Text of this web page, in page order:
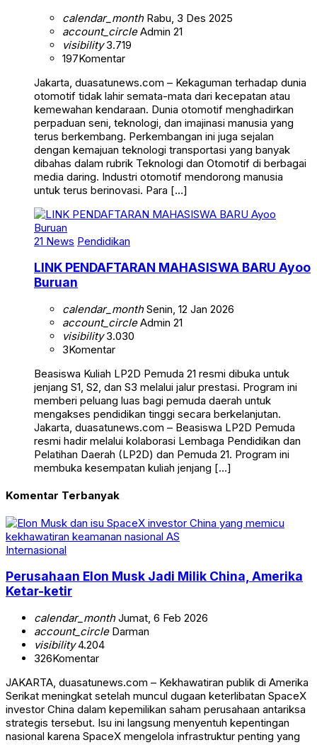
calendar_monthRabu, 3 Des 2025
account_circleAdmin 21
visibility3.719
197Komentar
Jakarta, duasatunews.com – Kekaguman terhadap dunia
otomotif tidak lahir semata-mata dari kecepatan atau
kemewahan kendaraan. Dunia otomotif menghadirkan
perpaduan seni, teknologi, dan imajinasi manusia yang
terus berkembang. Perkembangan ini juga sejalan
dengan kemajuan teknologi transportasi yang banyak
dibahas dalam rubrik Teknologi dan Otomotif di berbagai
media daring. Industri otomotif mendorong manusia
untuk terus berinovasi. Para […]
21 News Pendidikan
LINK PENDAFTARAN MAHASISWA BARU Ayoo
Buruan
calendar_monthSenin, 12 Jan 2026
account_circleAdmin 21
visibility3.030
3Komentar
Beasiswa Kuliah LP2D Pemuda 21 resmi dibuka untuk
jenjang S1, S2, dan S3 melalui jalur prestasi. Program ini
memberi peluang luas bagi pemuda daerah untuk
mengakses pendidikan tinggi secara berkelanjutan.
Jakarta, duasatunews.com – Beasiswa LP2D Pemuda
resmi hadir melalui kolaborasi Lembaga Pendidikan dan
Pelatihan Daerah (LP2D) dan Pemuda 21. Program ini
membuka kesempatan kuliah jenjang […]
Komentar Terbanyak
Internasional
Perusahaan Elon Musk Jadi Milik China, Amerika
Ketar-ketir
calendar_monthJumat, 6 Feb 2026
account_circleDarman
visibility4.204
326Komentar
JAKARTA, duasatunews.com – Kekhawatiran publik di Amerika
Serikat meningkat setelah muncul dugaan keterlibatan SpaceX
investor China dalam kepemilikan saham perusahaan antariksa
strategis tersebut. Isu ini langsung menyentuh kepentingan
nasional karena SpaceX mengelola infrastruktur penting yang